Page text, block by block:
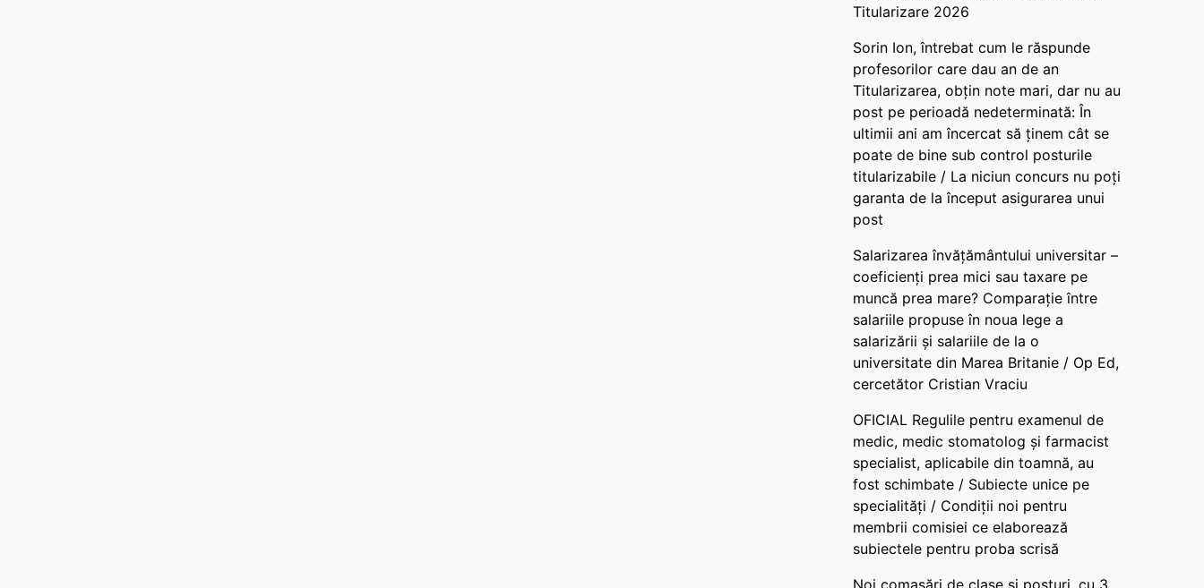
Titularizare 2026
Sorin Ion, întrebat cum le răspunde
profesorilor care dau an de an
Titularizarea, obțin note mari, dar nu au
post pe perioadă nedeterminată: În
ultimii ani am încercat să ținem cât se
poate de bine sub control posturile
titularizabile / La niciun concurs nu poți
garanta de la început asigurarea unui
post
Salarizarea învățământului universitar –
coeficienți prea mici sau taxare pe
muncă prea mare? Comparație între
salariile propuse în noua lege a
salarizării și salariile de la o
universitate din Marea Britanie / Op Ed,
cercetător Cristian Vraciu
OFICIAL Regulile pentru examenul de
medic, medic stomatolog și farmacist
specialist, aplicabile din toamnă, au
fost schimbate / Subiecte unice pe
specialități / Condiții noi pentru
membrii comisiei ce elaborează
subiectele pentru proba scrisă
Noi comasări de clase și posturi, cu 3